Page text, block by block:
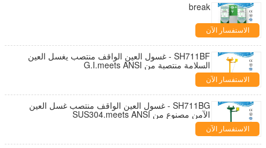
break
الاستفسار الآن
SH711BF - غسول العين الواقف منتصب يغسل العين
السلامة منتصبة من G.I.meets ANSI
الاستفسار الآن
SH711BG - غسول العين الواقف منتصب غسل العين
الآمن مصنوع من SUS304.meets ANSI
الاستفسار الآن